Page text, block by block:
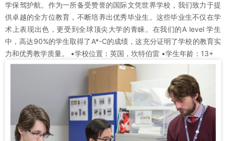
学保驾护航。作为一所备受赞誉的国际文凭世界学校，我们致力于提
供卓越的全方位教育，不断培养出优秀毕业生。这些毕业生不仅在学
术上表现出色，更受到全球顶尖大学的青睐。在我们的A level 学生
中，高达90%的学生取得了A*-C的成绩，这充分证明了学校的教育实
力和优秀教学质量。 •学校位置：英国，坎特伯雷 •学生年龄：13+